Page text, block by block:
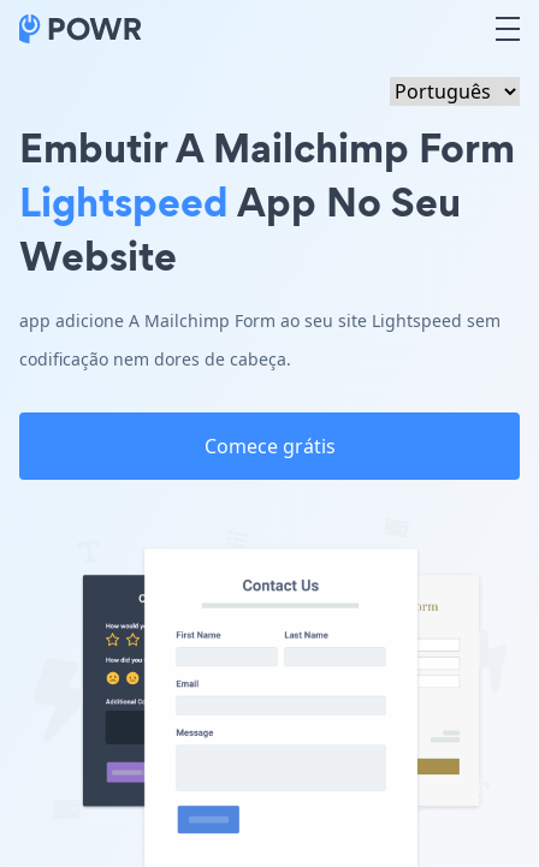
Embutir A Mailchimp Form
LightspeedApp No Seu
Website
app adicione A Mailchimp Form ao seu site Lightspeed sem
codificação nem dores de cabeça.
Comece grátis